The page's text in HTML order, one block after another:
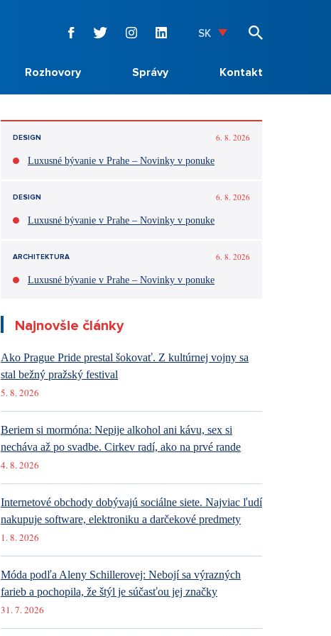
SK
Rozhovory Správy Kontakt
DESIGN 6. 8. 2026
Luxusné bývanie v Prahe – Novinky v ponuke
DESIGN 6. 8. 2026
Luxusné bývanie v Prahe – Novinky v ponuke
ARCHITEKTURA 6. 8. 2026
Luxusné bývanie v Prahe – Novinky v ponuke
Najnovšie články
Ako Prague Pride prestal šokovať. Z kultúrnej vojny sa
stal bežný pražský festival
5. 8. 2026
Beriem si mormóna: Nepije alkohol ani kávu, sex si
necháva až po svadbe. Cirkev radí, ako na prvé rande
4. 8. 2026
Internetové obchody dobývajú sociálne siete. Najviac ľudí
nakupuje software, elektroniku a darčekové predmety
1. 8. 2026
Móda podľa Aleny Schillerovej: Nebojí sa výrazných
farieb a pochopila, že štýl je súčasťou jej značky
31. 7. 2026